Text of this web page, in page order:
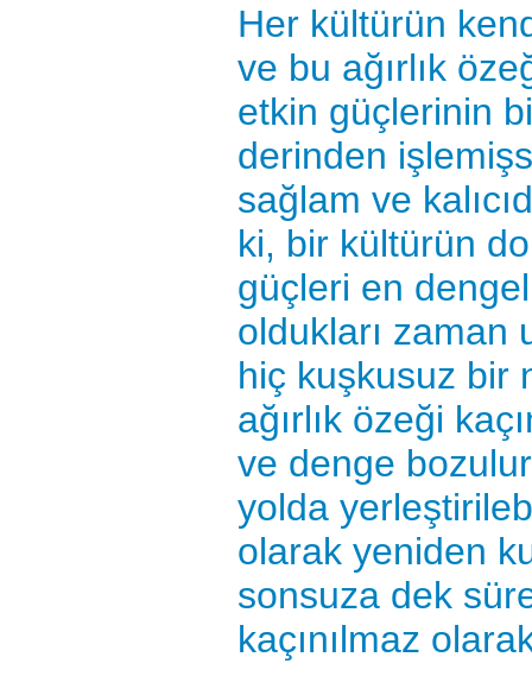
Her kültürün
ve bu ağırlık
etkin güçlerinin
derinden
sağlam ve
ki, bir kültürün
güçleri en
oldukları zaman
hiç kuşkusuz bir
ağırlık özeği
ve denge
yolda
olarak yeniden
sonsuza dek
kaçınılmaz